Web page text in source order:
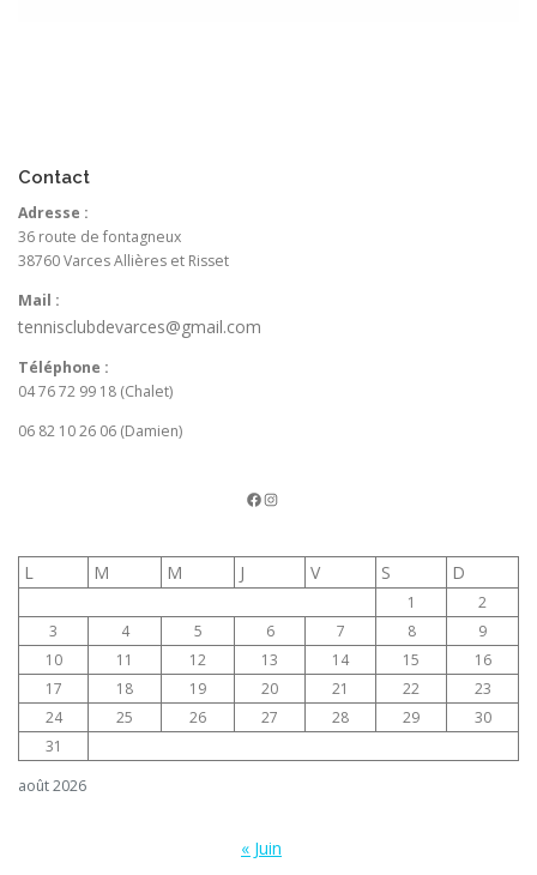
Contact
Adresse :
36 route de fontagneux
38760 Varces Allières et Risset
Mail :
tennisclubdevarces@gmail.com
Téléphone :
04 76 72 99 18 (Chalet)
06 82 10 26 06 (Damien)
La page FB du TCV Instagram
août 2026
L M M J V S D
1
2
3
4 5 6 7 8
9
10
11 12 13 14 15
16
17
18 19 20 21 22
23
24
25 26 27 28 29
30
31
« Juin